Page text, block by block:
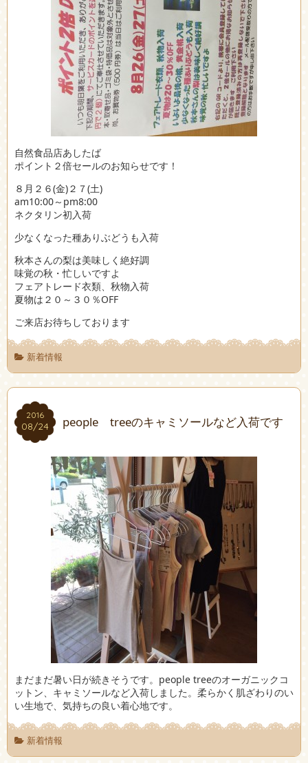
自然食品店あしたば
ポイント２倍セールのお知らせです！
８月２６(金)２７(土)
am10:00～pm8:00
ネクタリン初入荷
少なくなった種ありぶどうも入荷
秋本さんの梨は美味しく絶好調
味覚の秋・忙しいですよ
フェアトレード衣類、秋物入荷
夏物は２０～３０％OFF
ご来店お待ちしております
新着情報
2016
08/24
2016
08/24 people treeのキャミソールなど入荷です
まだまだ暑い日が続きそうです。people treeのオーガニックコ
ットン、キャミソールなど入荷しました。柔らかく肌ざわりのい
い生地で、気持ちの良い着心地です。
新着情報